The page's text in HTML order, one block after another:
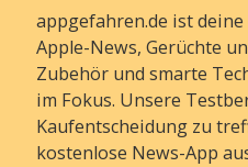
appgefahren.de ist
Apple-News, Gerüchte
Zubehör und smarte
im Fokus. Unsere
Kaufentscheidung zu
kostenlose News-App